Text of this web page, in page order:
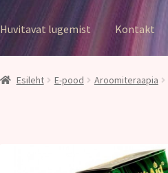
Huvitavat lugemist Kontakt
Esileht E-pood Aroomiteraapia